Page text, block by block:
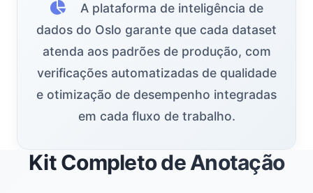
A plataforma de inteligência de
dados do Oslo garante que cada dataset
atenda aos padrões de produção, com
verificações automatizadas de qualidade
e otimização de desempenho integradas
em cada fluxo de trabalho.
Kit Completo de Anotação